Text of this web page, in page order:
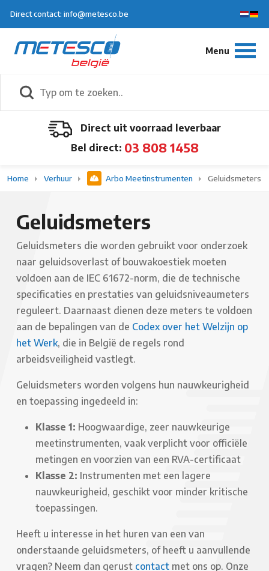
Direct contact: info@metesco.be
Direct uit voorraad leverbaar
Bel direct: 03 808 1458
Home Verhuur Arbo Meetinstrumenten Geluidsmeters
Geluidsmeters
Geluidsmeters die worden gebruikt voor onderzoek
naar geluidsoverlast of bouwakoestiek moeten
voldoen aan de IEC 61672-norm, die de technische
specificaties en prestaties van geluidsniveaumeters
reguleert. Daarnaast dienen deze meters te voldoen
aan de bepalingen van de Codex over het Welzijn op
het Werk, die in België de regels rond
arbeidsveiligheid vastlegt.
Geluidsmeters worden volgens hun nauwkeurigheid
en toepassing ingedeeld in:
Klasse 1: Hoogwaardige, zeer nauwkeurige
meetinstrumenten, vaak verplicht voor officiële
metingen en voorzien van een RVA-certificaat
Klasse 2: Instrumenten met een lagere
nauwkeurigheid, geschikt voor minder kritische
toepassingen.
Heeft u interesse in het huren van een van
onderstaande geluidsmeters, of heeft u aanvullende
vragen? Neem dan gerust contact met ons op. Onze